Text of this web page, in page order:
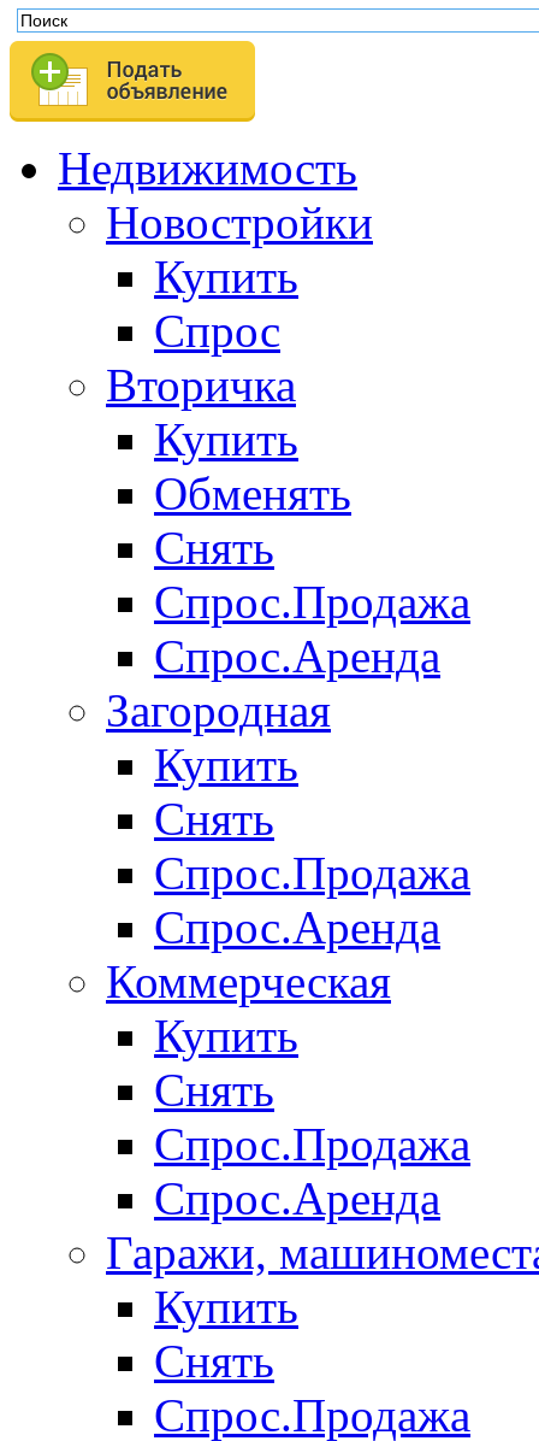
Недвижимость
Новостройки
Купить
Спрос
Вторичка
Купить
Обменять
Снять
Спрос.Продажа
Спрос.Аренда
Загородная
Купить
Снять
Спрос.Продажа
Спрос.Аренда
Коммерческая
Купить
Снять
Спрос.Продажа
Спрос.Аренда
Гаражи,
Купить
Снять
Спрос.Продажа